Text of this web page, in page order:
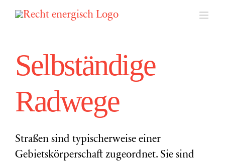
Selbständige
Radwege
Straßen sind typischerweise einer
Gebietskörperschaft zugeordnet. Sie sind